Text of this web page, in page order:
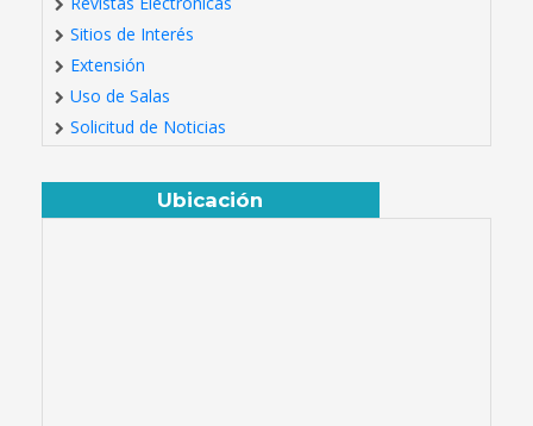
Sitios de Interés
Extensión
Uso de Salas
Solicitud de Noticias
Ubicación